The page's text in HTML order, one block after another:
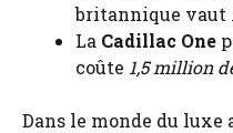
britannique vaut
La Cadillac One
coûte 1,5 million
Dans le monde du